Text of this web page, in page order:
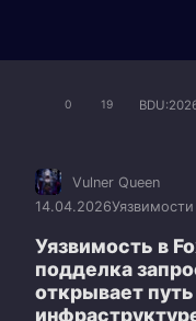
0 19
Vulner Queen
14.04.2026Уязвимости
Уязвимость в
подделка
открывает